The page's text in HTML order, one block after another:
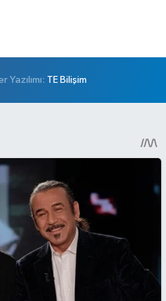
Yazılımı: TE Bilişim